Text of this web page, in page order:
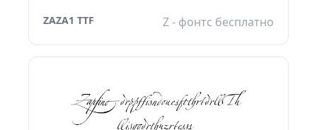
ZAZA1 TTF Z - фонтс бесплатно